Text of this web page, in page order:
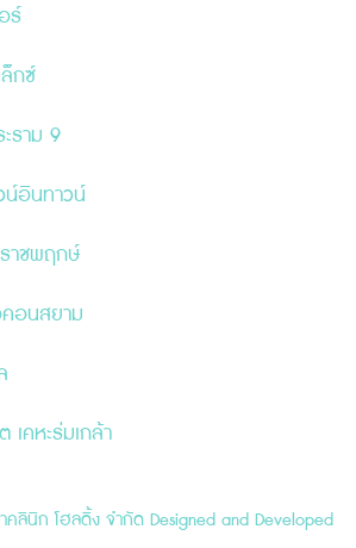
ร์
กซ์
ราม 9
น์อินทาวน์
าชพฤกษ์
อนสยาม
เคหะร่มเกล้า
นิก โฮลดิ้ง จำกัด Designed and Developed